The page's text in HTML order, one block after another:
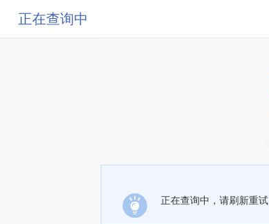
正在查询中
正在查询中，请刷新重试